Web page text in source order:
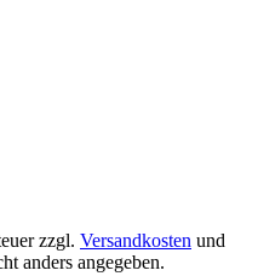
zzgl. Versandkosten und
anders angegeben.